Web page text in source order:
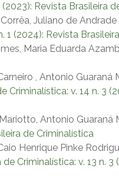
Revista Brasileira
Juliano de Andrade
1 (2024): Revista
Maria Eduarda
, Antonio Guaraná
Criminalística: v. 14 n. 3
Antonio Guaraná
de Criminalística
Henrique Pinke
de Criminalística: v. 13 n.